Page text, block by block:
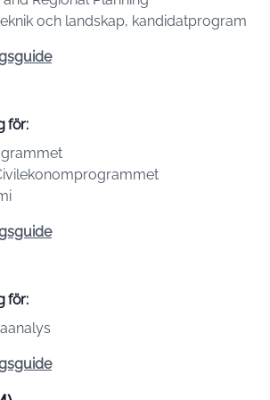
och landskap, kandidatprogram
för:
för: